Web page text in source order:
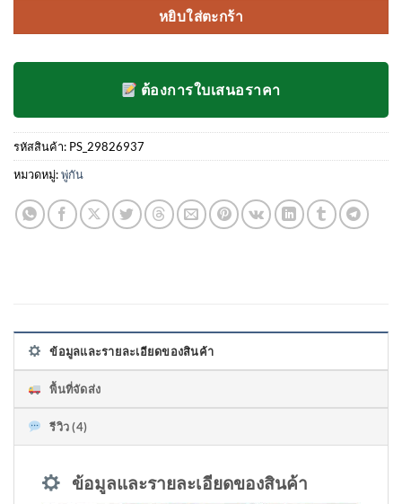
หยิบใส่ตะกร้า
ต้องการใบเสนอราคา
รหัสสินค้า: PS_29826937
หมวดหมู่:พู่กัน
ข้อมูลและรายละเอียดของสินค้า
พื้นที่จัดส่ง
รีวิว (4)
ข้อมูลและรายละเอียดของสินค้า